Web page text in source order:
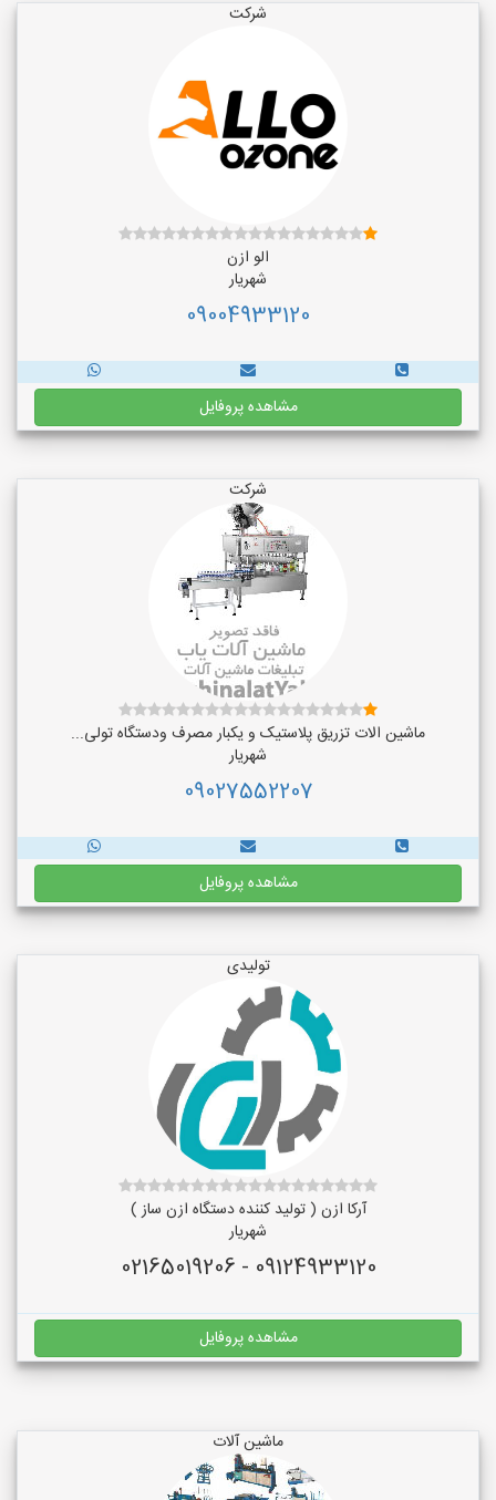
شرکت
الو ازن
شهریار
09004933120
مشاهده پروفایل
شرکت
ماشین الات تزریق پلاستیک و یکبار مصرف ودستگاه تولی...
شهریار
09027552207
مشاهده پروفایل
تولیدی
آرکا ازن ( تولید کننده دستگاه ازن ساز )
شهریار
09124933120 - 02165019206
مشاهده پروفایل
ماشین آلات